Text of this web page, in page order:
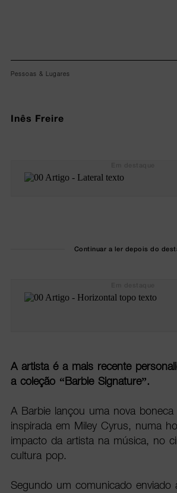
Pessoas & Lugares
Inês Freire
Continuar a ler depois do
A artista é a mais recente
a coleção “Barbie Signature”.
A Barbie lançou uma nova boneca
inspirada em Miley Cyrus, numa
impacto da artista na música, no
cultura pop.
Segundo um comunicado enviado